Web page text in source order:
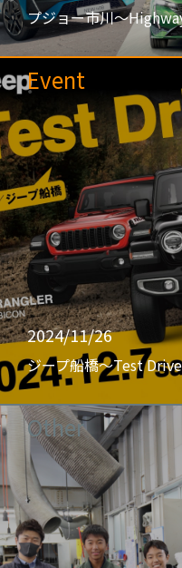
プジョー市川〜
Event
2024/11/26
ジープ船橋〜Test
Other